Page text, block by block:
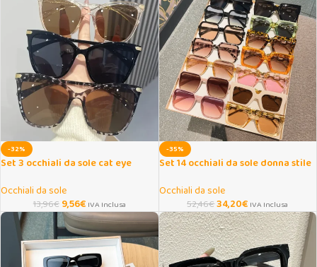
-32%
Set 3 occhiali da sole cat eye
Occhiali da sole
13,96€ 9,56€ IVA Inclusa
-35%
Set 14 occhiali da sole donna stile
Occhiali da sole
52,46€34,20€ IVA Inclusa